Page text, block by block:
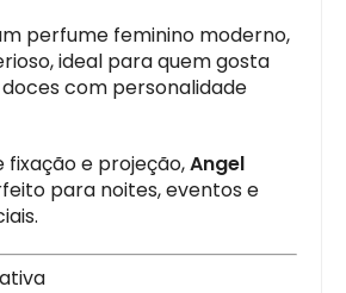
perfume feminino moderno,
ideal para quem gosta
com personalidade
e projeção,Angel
para noites, eventos e